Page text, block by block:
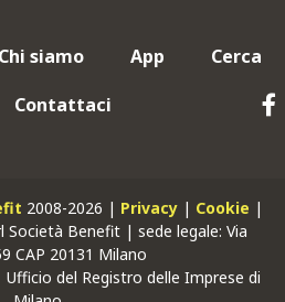
Chi siamo App
Cerca
Contattaci
2008-2026 | Privacy| Cookie |
Società Benefit | sede legale: Via
CAP 20131 Milano
del Registro delle Imprese di